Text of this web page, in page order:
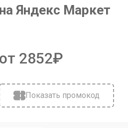
на Яндекс Маркет
от 2852₽
Показать промокод